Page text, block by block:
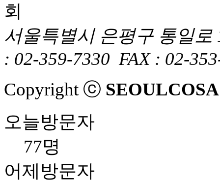
서울특별시 은평구 통일
: 02-359-7330 FAX : 02-
Copyright ⓒ SEOULCOSA
오늘방문자
77명
어제방문자